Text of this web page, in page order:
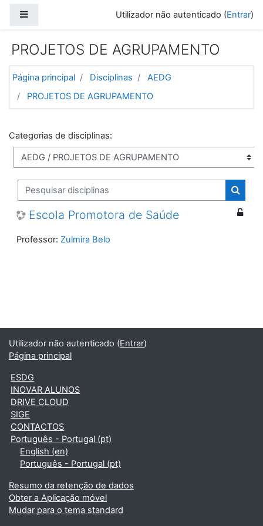
Utilizador não autenticado (Entrar)
PROJETOS DE AGRUPAMENTO
Página principal Disciplinas
AEDG
PROJETOS DE AGRUPAMENTO
Categorias de disciplinas:
Pesquisar disciplinas
Escola Promotora de Saúde
Professor: Zulmira Belo
Utilizador não autenticado (Entrar)
Página principal
ESDG
INOVAR ALUNOS
DRIVE CLOUD
SIGE
CONTACTOS
Português - Portugal ‎(pt)‎
English ‎(en)‎
Português - Portugal ‎(pt)‎
Resumo da retenção de dados
Obter a Aplicação móvel
Mudar para o tema standard